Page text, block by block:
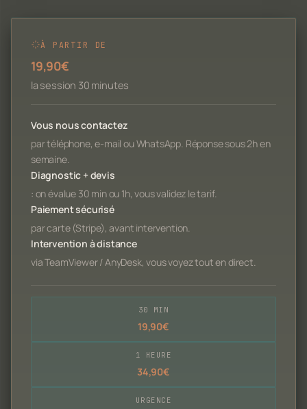
À PARTIR DE
19,90€
la session 30 minutes
Vous nous contactez
par téléphone, e-mail ou WhatsApp. Réponse sous 2h en
semaine.
Diagnostic + devis
: on évalue 30 min ou 1h, vous validez le tarif.
Paiement sécurisé
par carte (Stripe), avant intervention.
Intervention à distance
via TeamViewer / AnyDesk, vous voyez tout en direct.
30 MIN
19,90€
1 HEURE
34,90€
URGENCE